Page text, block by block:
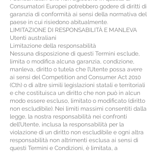
Consumatori Europei potrebbero godere di diritti di
garanzia di conformità ai sensi della normativa del
paese in cui risiedono abitualmente.
LIMITAZIONE DI RESPONSABILITÀ E MANLEVA
Utenti australiani
Limitazione della responsabilità
Nessuna disposizione di questi Termini esclude,
limita o modifica alcuna garanzia, condizione,
manleva, diritto o tutela che l’Utente possa avere
ai sensi del Competition and Consumer Act 2010
(Cth) o di altre simili legislazioni statali e territoriali
e che costituisca un diritto che non può in alcun
modo essere escluso, limitato o modificato (diritto
non escludibile). Nei limiti massimi consentiti dalla
legge, la nostra responsabilità nei confronti
dell’Utente, inclusa la responsabilità per la
violazione di un diritto non escludibile e ogni altra
responsabilità non altrimenti esclusa ai sensi di
questi Termini e Condizioni, è limitata, a